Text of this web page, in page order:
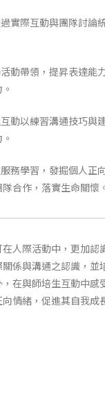
實際互動與團隊討論
動帶領，提昇表達能
動以練習溝通技巧與
務學習，發掘個人正
合作，落實生命關懷
人際活動中，更加認
係與溝通之認識，並
在與師培生互動中感
情緒，促進其自我成